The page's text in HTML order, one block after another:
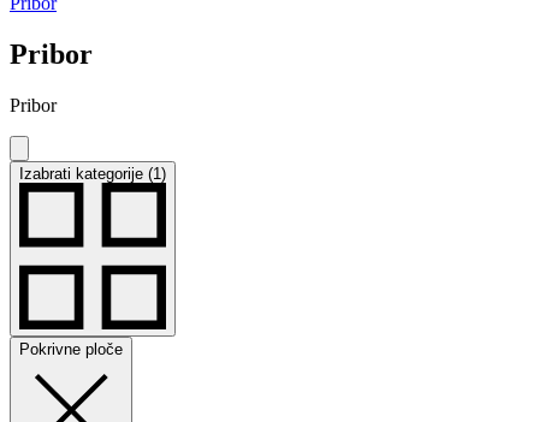
Pribor
Pribor
Izabrati kategorije (1)
Pokrivne ploče